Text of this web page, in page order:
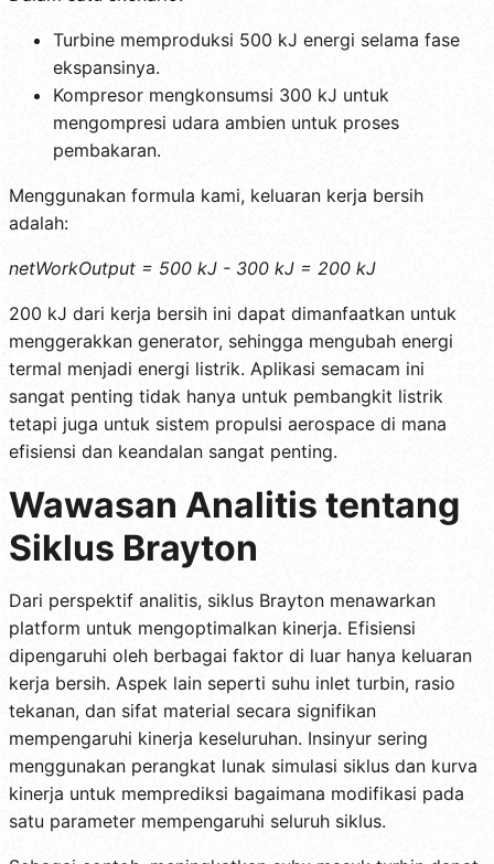
Turbine memproduksi 500 kJ energi selama fase
ekspansinya.
Kompresor mengkonsumsi 300 kJ untuk
mengompresi udara ambien untuk proses
pembakaran.
Menggunakan formula kami, keluaran kerja bersih
adalah:
netWorkOutput = 500 kJ - 300 kJ = 200 kJ
200 kJ dari kerja bersih ini dapat dimanfaatkan untuk
menggerakkan generator, sehingga mengubah energi
termal menjadi energi listrik. Aplikasi semacam ini
sangat penting tidak hanya untuk pembangkit listrik
tetapi juga untuk sistem propulsi aerospace di mana
efisiensi dan keandalan sangat penting.
Wawasan Analitis tentang
Siklus Brayton
Dari perspektif analitis, siklus Brayton menawarkan
platform untuk mengoptimalkan kinerja. Efisiensi
dipengaruhi oleh berbagai faktor di luar hanya keluaran
kerja bersih. Aspek lain seperti suhu inlet turbin, rasio
tekanan, dan sifat material secara signifikan
mempengaruhi kinerja keseluruhan. Insinyur sering
menggunakan perangkat lunak simulasi siklus dan kurva
kinerja untuk memprediksi bagaimana modifikasi pada
satu parameter mempengaruhi seluruh siklus.